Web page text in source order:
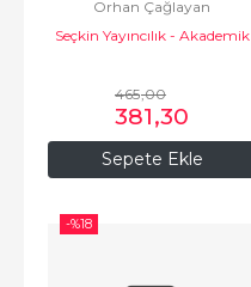
Sepete Ekle
Orhan Çağlayan
Seçkin Yayıncılık - Akademik
465,00
381,30
-%18